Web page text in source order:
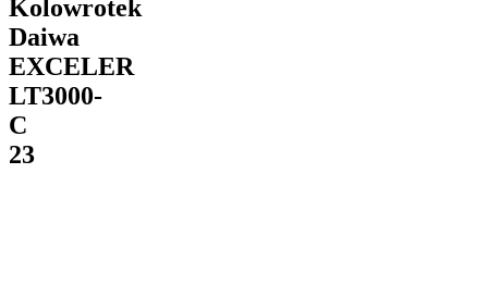
Kolowrotek
Daiwa
EXCELER
LT3000-
C
23